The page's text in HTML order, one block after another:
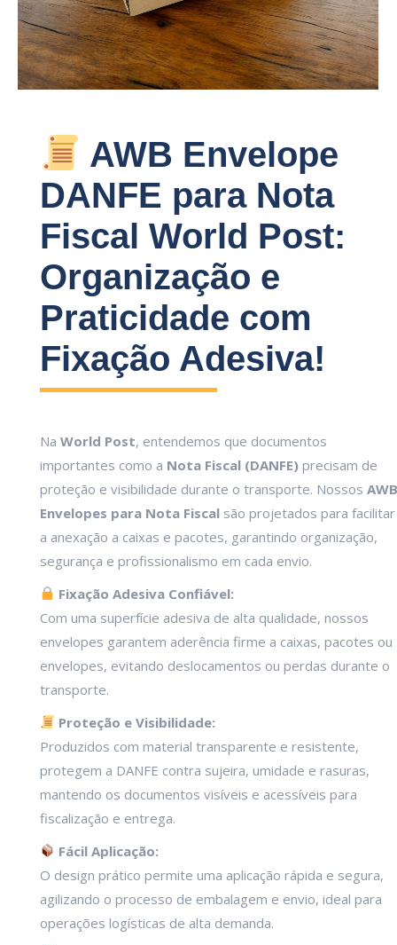
AWB Envelope
DANFE para Nota
Fiscal World Post:
Organização e
Praticidade com
Fixação Adesiva!
Na World Post, entendemos que documentos
importantes como a Nota Fiscal (DANFE) precisam de
proteção e visibilidade durante o transporte. Nossos AWB
Envelopes para Nota Fiscal são projetados para facilitar
a anexação a caixas e pacotes, garantindo organização,
segurança e profissionalismo em cada envio.
Fixação Adesiva Confiável:
Com uma superfície adesiva de alta qualidade, nossos
envelopes garantem aderência firme a caixas, pacotes ou
envelopes, evitando deslocamentos ou perdas durante o
transporte.
Proteção e Visibilidade:
Produzidos com material transparente e resistente,
protegem a DANFE contra sujeira, umidade e rasuras,
mantendo os documentos visíveis e acessíveis para
fiscalização e entrega.
Fácil Aplicação:
O design prático permite uma aplicação rápida e segura,
agilizando o processo de embalagem e envio, ideal para
operações logísticas de alta demanda.